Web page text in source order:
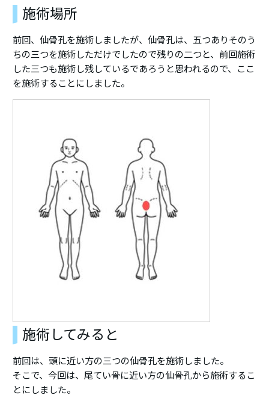
施術場所
前回、仙骨孔を施術しましたが、仙骨孔は、五つありそのう
ちの三つを施術しただけでしたので残りの二つと、前回施術
した三つも施術し残しているであろうと思われるので、ここ
を施術することにしました。
施術してみると
前回は、頭に近い方の三つの仙骨孔を施術しました。
そこで、今回は、尾てい骨に近い方の仙骨孔から施術するこ
とにしました。